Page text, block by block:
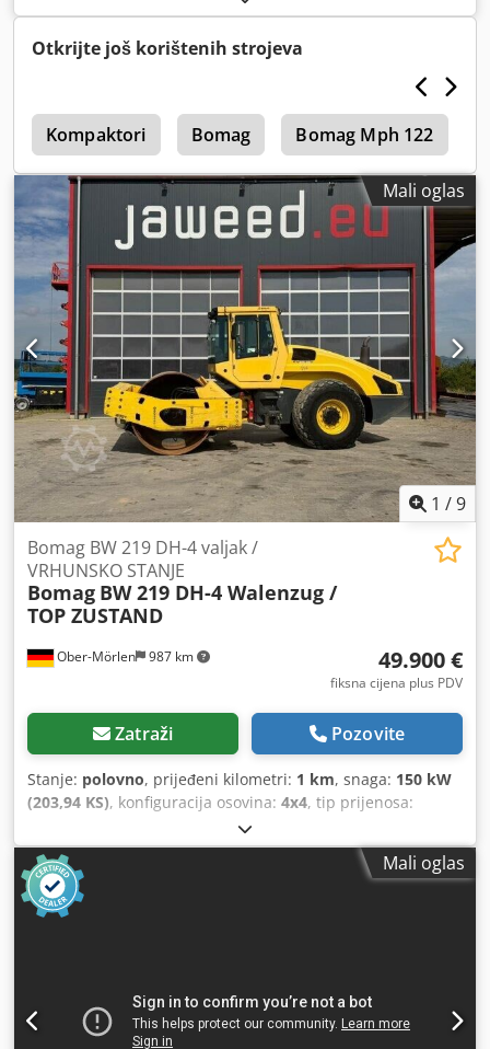
Otkrijte još korištenih strojeva
Kompaktori Bomag Bomag Mph 122
Mali oglas
1 /9
Ober-Mörlen 987 km
Bomag BW 219 DH-4 valjak /
VRHUNSKO STANJE
Bomag BW 219 DH-4 Walenzug /
TOP ZUSTAND
49.900 €
fiksna cijena plus PDV
Zatraži Pozovite
Stanje: polovno, prijeđeni kilometri: 1 km, snaga: 150 kW
(203,94 KS), konfiguracija osovina: 4x4, tip prijenosa:
, Godina izgradnje:
Mali oglas